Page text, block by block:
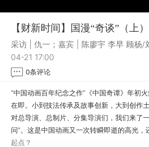
【财新时间】国漫“奇谈”（上）
采访 | 仇一；嘉宾 | 陈廖宇 李早 顾杨/
04-21 17:00
0条评论
“中国动画百年纪念之作”《中国奇谭》年初
在即。小到技法传承及故事创新，大到创作
对总导演、总制片、分集导演们，我们来了
问”。这是中国动画又一次转瞬即逝的高光，
起点？